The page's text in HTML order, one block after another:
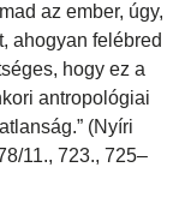
az ember, úgy,
ahogyan felébred
hogy ez a
antropológiai
(Nyíri
11., 723., 725–